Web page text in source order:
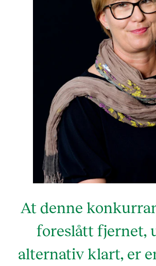
At denne
foreslått fjernet,
alternativ klart, er